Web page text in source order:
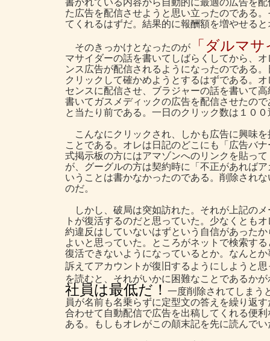
書かれている内容から自動的に最適の広告を
た広告を配信させようと思い立ったのである
てくれるはずだ。結果的に報酬額を増やせる
そのきっかけとなったのが「ダルマサ
マサイダーの話を書いてしばらくしてから、
ンス広告が配信されるようになったのである
クリックして確かめようとするはずである。
センスに配信させ、ブラジャーの話を書いて
書いてガスメディックの広告を配信させたの
と当たり前である。一日のクリック数は１０
こんなにクリックされ、しかも広告に興味
ことである。オレは日記のどこにも「広告バ
式掲示板の方にはアマゾンへのリンクを貼っ
が、グーグルの方は契約時に「不正があれば
いうことは書かなかったのである。削除され
のだ。
しかし、破局は突如訪れた。それが上記の
トが復活するのだと思っていた。少なくとも
約違反はしていないはずという自信があった
よいと思っていた。ところがネットで検索す
復活できないようになっているとか。なんと
訴えてアカウントが復旧するようにしようと
を読むと、それがいかに困難なことであるか
社員は最低だ！ 一度削除されてしまう
員が名前も名乗らずに定型文の答えを繰り返
合わせて自動配信で広告を出稿してくれる便
ある。もしもオレがこの顛末記を先に読んで